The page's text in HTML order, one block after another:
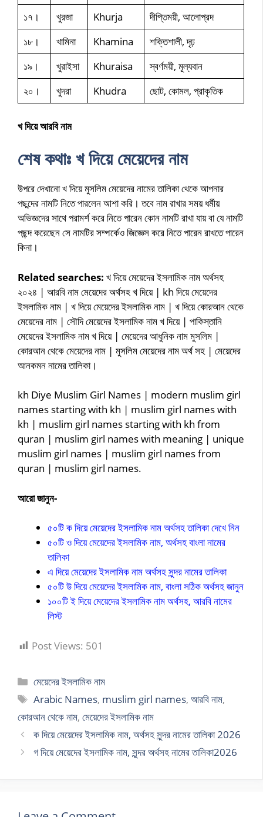
১৭।
খুরজা Khurja
দীপ্তিময়ী, আলোপ্রদ
১৮।
খামিনা Khamina
শক্তিশালী, দৃঢ়
১৯।
খুরাইসা Khuraisa
স্বর্ণময়ী, মূল্যবান
২০।
খুদরা Khudra ছোট, কোমল, প্রাকৃতিক
খ দিয়ে আরবি নাম
শেষ কথাঃখ দিয়ে মেয়েদের নাম
উপরে দেখানো খ দিয়ে মুসলিম মেয়েদের নামের তালিকা থেকে আপনার
পছন্দের নামটি নিতে পারলেন আশা করি। তবে নাম রাখার সময় ধর্মীয়
অভিজ্ঞদের সাথে পরামর্শ করে নিতে পারেন কোন নামটি রাখা যায় বা যে নামটি
পছন্দ করেছেন সে নামটির সম্পর্কেও জিজ্ঞেস করে নিতে পারেন রাখতে পারেন
কিনা।
Related searches: খ দিয়ে মেয়েদের ইসলামিক নাম অর্থসহ
২০২৪ | আরবি নাম মেয়েদের অর্থসহ খ দিয়ে | kh দিয়ে মেয়েদের
ইসলামিক নাম | খ দিয়ে মেয়েদের ইসলামিক নাম | খ দিয়ে কোরআন থেকে
মেয়েদের নাম | সৌদি মেয়েদের ইসলামিক নাম খ দিয়ে | পাকিস্তানি
মেয়েদের ইসলামিক নাম খ দিয়ে | মেয়েদের আধুনিক নাম মুসলিম |
কোরআন থেকে মেয়েদের নাম | মুসলিম মেয়েদের নাম অর্থ সহ | মেয়েদের
আনকমন নামের তালিকা।
kh Diye Muslim Girl Names | modern muslim girl
names starting with kh | muslim girl names with
kh | muslim girl names starting with kh from
quran | muslim girl names with meaning | unique
muslim girl names | muslim girl names from
quran | muslim girl names.
আরো জানুন-
৫০টি ক দিয়ে মেয়েদের ইসলামিক নাম অর্থসহ তালিকা দেখে নিন
৫০টি ও দিয়ে মেয়েদের ইসলামিক নাম, অর্থসহ বাংলা নামের
তালিকা
এ দিয়ে মেয়েদের ইসলামিক নাম অর্থসহ সুন্দর নামের তালিকা
৫০টি উ দিয়ে মেয়েদের ইসলামিক নাম, বাংলা সঠিক অর্থসহ জানুন
১০০টি ই দিয়ে মেয়েদের ইসলামিক নাম অর্থসহ, আরবি নামের
লিস্ট
Post Views: 501
Categories
মেয়েদের ইসলামিক নাম
Tags
Arabic Names, muslim girl names,আরবি নাম,
কোরআন থেকে নাম, মেয়েদের ইসলামিক নাম
ক দিয়ে মেয়েদের ইসলামিক নাম, অর্থসহ সুন্দর নামের তালিকা 2026
গ দিয়ে মেয়েদের ইসলামিক নাম, সুন্দর অর্থসহ নামের তালিকা2026